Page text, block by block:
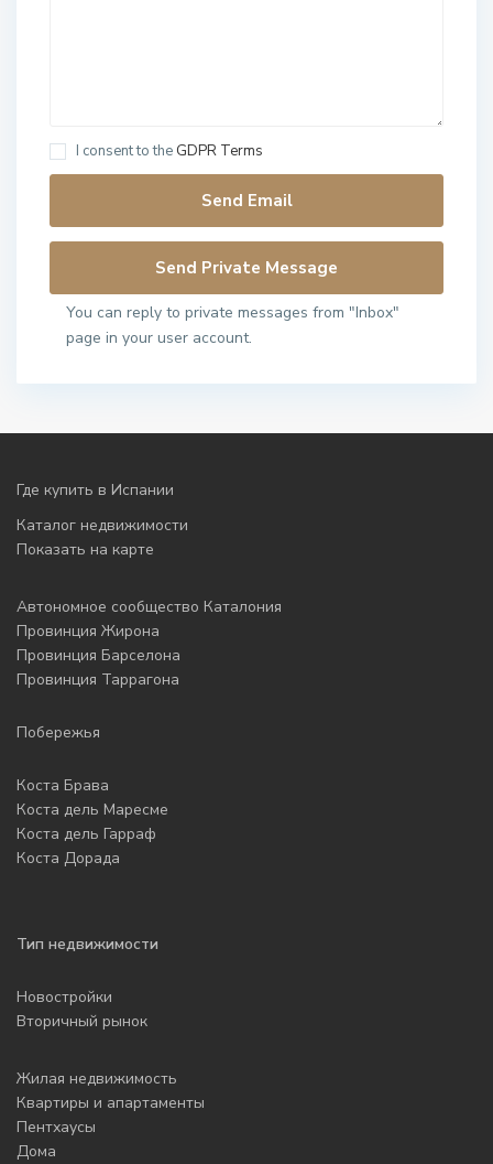
I consent to the GDPR Terms
You can reply to private messages from "Inbox"
page in your user account.
Где купить в Испании
Каталог недвижимости
Показать на карте
Автономное сообщество Каталония
Провинция Жирона
Провинция Барселона
Провинция Таррагона
Побережья
Коста Брава
Коста дель Маресме
Коста дель Гарраф
Коста Дорада
Тип недвижимости
Новостройки
Вторичный рынок
Жилая недвижимость
Квартиры и апартаменты
Пентхаусы
Дома